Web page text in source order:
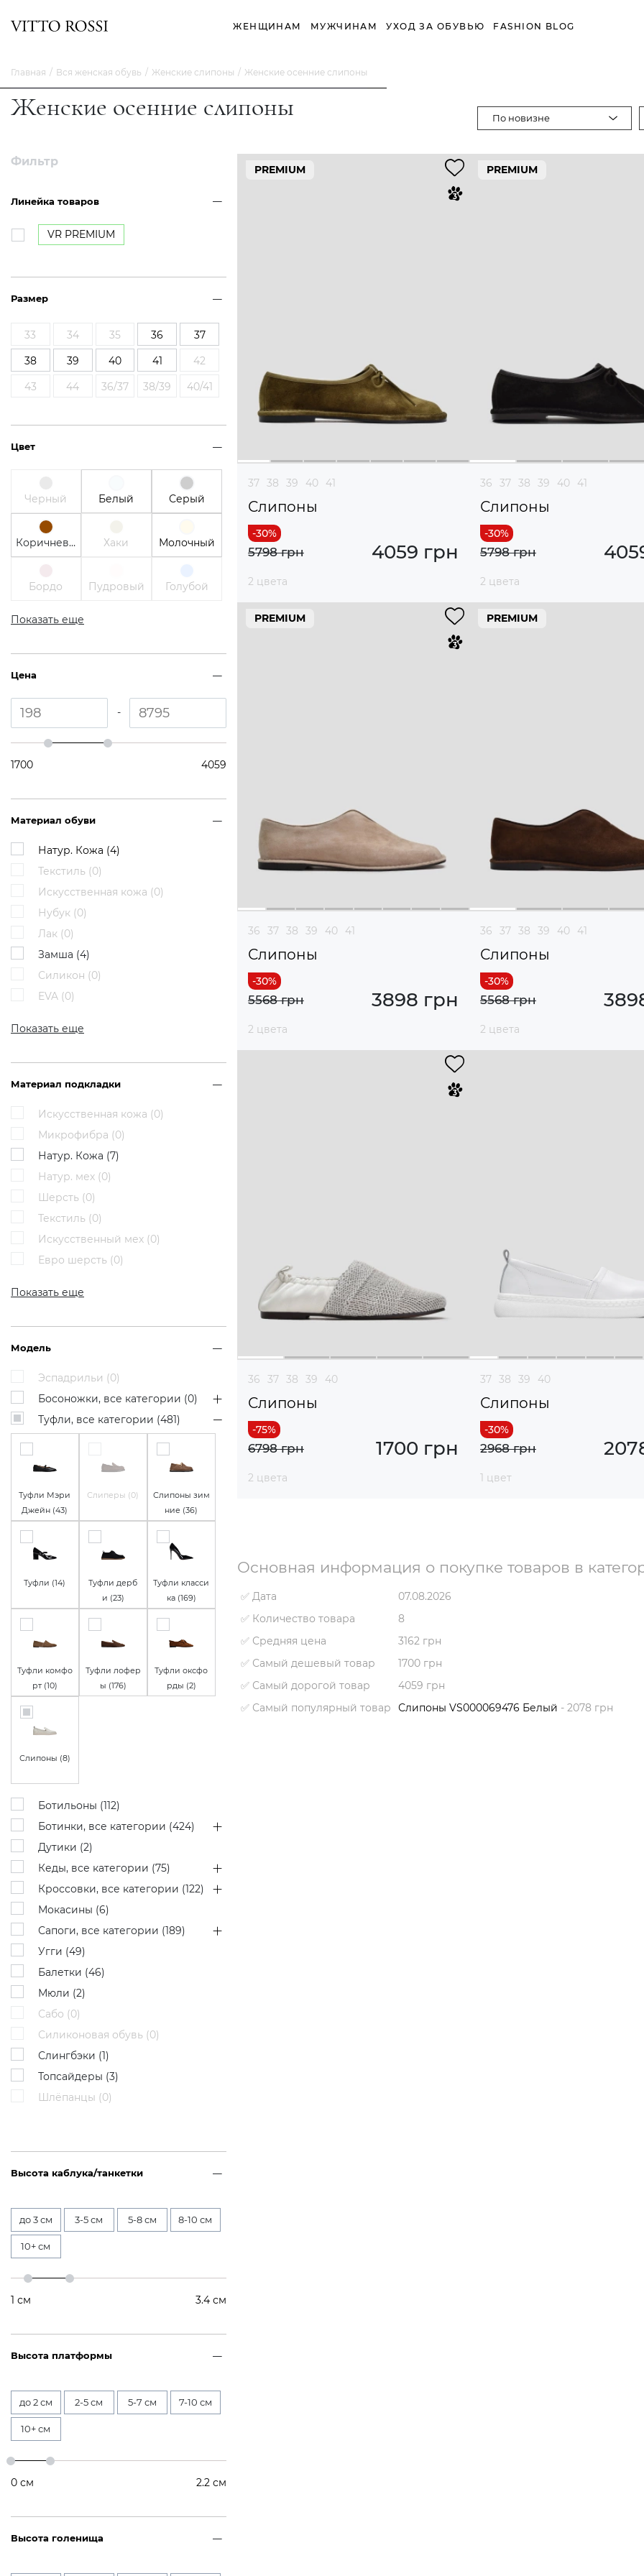
ЖЕНЩИНАМ МУЖЧИНАМ УХОД ЗА ОБУВЬЮ FASHION BLOG
Главная Вся женская обувь Женские слипоны Женские осенние слипоны
Женские осенние слипоны По новизне
Фильтр
Линейка товаров
VR PREMIUM
Размер
33 34 35 36
37
38
39 40 41
42
43
44 36/37 38/39 40/41
Цвет
Черный Белый Серый
Коричневый Хаки Молочный
Бордо Пудровый Голубой
Показать еще
Цена
-
1700 4059
Материал обуви
Натур. Кожа (4)
Текстиль (0)
Искусственная кожа (0)
Нубук (0)
Лак (0)
Замша (4)
Силикон (0)
EVA (0)
Показать еще
Материал подкладки
Искусственная кожа (0)
Микрофибра (0)
Натур. Кожа (7)
Натур. мех (0)
Шерсть (0)
Текстиль (0)
Искусственный мех (0)
Евро шерсть (0)
Показать еще
Модель
Эспадрильи (0)
Босоножки, все категории (0)
Туфли, все категории (481)
Туфли Мэри
Джейн (43)
Слиперы (0)
Слипоны зим
ние (36)
Туфли (14)
Туфли дерб
и (23)
Туфли класси
ка (169)
Туфли комфо
рт (10)
Туфли лофер
ы (176)
Туфли оксфо
рды (2)
Слипоны (8)
Ботильоны (112)
Ботинки, все категории (424)
Дутики (2)
Кеды, все категории (75)
Кроссовки, все категории (122)
Мокасины (6)
Сапоги, все категории (189)
Угги (49)
Балетки (46)
Мюли (2)
Сабо (0)
Силиконовая обувь (0)
Слингбэки (1)
Топсайдеры (3)
Шлёпанцы (0)
Высота каблука/танкетки
до 3 см 3-5 см 5-8 см 8-10 см
10+ см
1 см 3.4 см
Высота платформы
до 2 см 2-5 см 5-7 см 7-10 см
10+ см
0 см 2.2 см
Высота голенища
PREMIUM
37 38 39 40 41
Слипоны
4059 грн
5798 грн
2 цвета
PREMIUM
36 37 38 39 40 41
Слипоны
5798 грн
2 цвета
PREMIUM
36 37 38 39 40 41
Слипоны
3898 грн
5568 грн
2 цвета
PREMIUM
36 37 38 39 40 41
Слипоны
5568 грн
2 цвета
36 37 38 39 40
Слипоны
1700 грн
6798 грн
2 цвета
37 38 39 40
Слипоны
2968 грн
1 цвет
Основная информация о покупке товаров в
✅ Дата
07.08.2026
✅ Количество товара
8
✅ Средняя цена
3162 грн
✅ Самый дешевый товар
1700 грн
✅ Самый дорогой товар
4059 грн
✅ Самый популярный товар
Слипоны VS000069476 Белый - 2078 грн